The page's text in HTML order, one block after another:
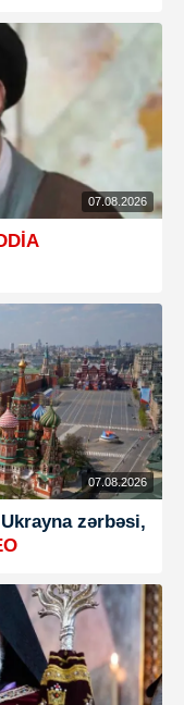
07.08.2026
07.08.2026
zərbəsi,